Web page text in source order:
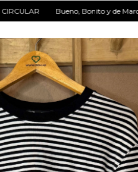
Bueno, Bonito y de Marca